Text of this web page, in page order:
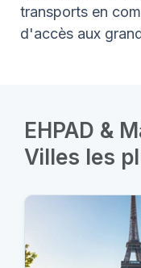
transports en
d'accès aux
EHPAD &
Villes les